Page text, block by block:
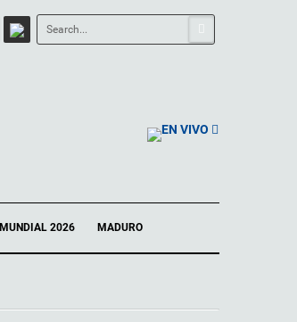
EN VIVO
MUNDIAL 2026 MADURO